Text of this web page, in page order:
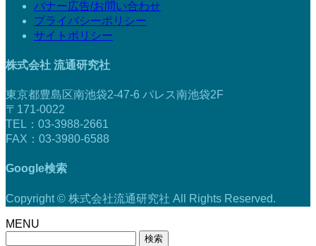
バナー広告/お問い合わせ
プライバシーポリシー
サイトポリシー
株式会社 流通研究社
東京都豊島区南池袋2-47-6 パレス南池袋2F
〒171-0022
TEL：03-3988-2661
FAX：03-3980-6588
Google検索
Copyright © 株式会社流通研究社 All Rights Reserved.
MENU